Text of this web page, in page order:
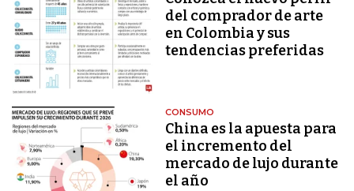
del comprador de arte
en Colombia y sus
tendencias preferidas
CONSUMO
China es la apuesta para
el incremento del
mercado de lujo durante
el año